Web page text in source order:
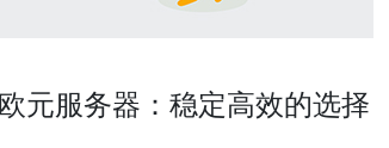
元服务器：稳定高效的选择